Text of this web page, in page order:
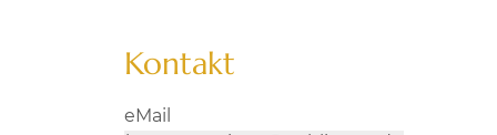
Kontakt
eMail